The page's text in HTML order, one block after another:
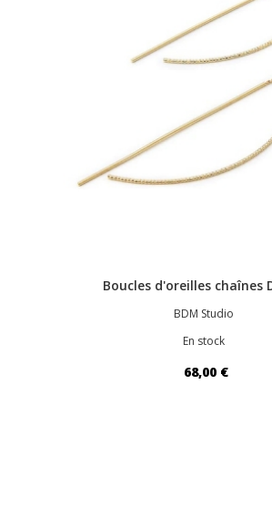
Boucles d'oreilles chaînes
BDM Studio
En stock
68,00 €